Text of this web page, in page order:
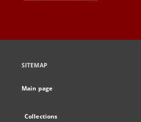
SITEMAP
Main page
Collections